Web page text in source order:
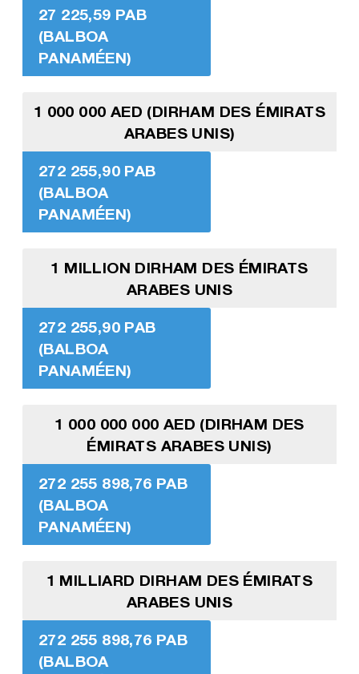
27 225,59 PAB
(BALBOA
PANAMÉEN)
1 000 000 AED (DIRHAM DES ÉMIRATS
ARABES UNIS)
272 255,90 PAB
(BALBOA
PANAMÉEN)
1 MILLION DIRHAM DES ÉMIRATS
ARABES UNIS
272 255,90 PAB
(BALBOA
PANAMÉEN)
1 000 000 000 AED (DIRHAM DES
ÉMIRATS ARABES UNIS)
272 255 898,76 PAB
(BALBOA
PANAMÉEN)
1 MILLIARD DIRHAM DES ÉMIRATS
ARABES UNIS
272 255 898,76 PAB
(BALBOA